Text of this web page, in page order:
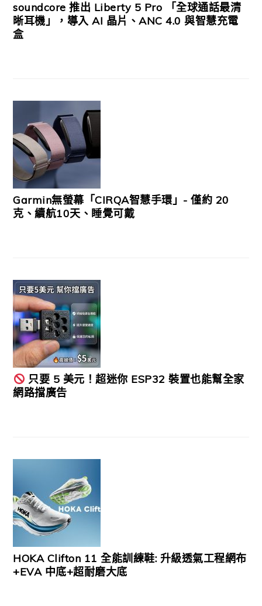
soundcore 推出 Liberty 5 Pro 「全球通話最清
晰耳機」，導入 AI 晶片、ANC 4.0 與智慧充電
盒
Garmin無螢幕「CIRQA智慧手環」- 僅約 20
克、續航10天、睡覺可戴
只要 5 美元！超迷你 ESP32 裝置也能幫全家
網路擋廣告
HOKA Clifton 11 全能訓練鞋: 升級透氣工程網布
+EVA 中底+超耐磨大底